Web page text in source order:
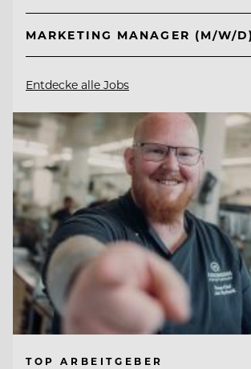
MARKETING MANAGER (M/W/D)
Entdecke alle Jobs
TOP ARBEITGEBER